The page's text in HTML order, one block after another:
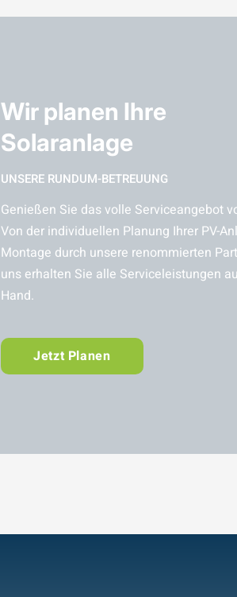
Wir planen Ihre
Solaranlage
UNSERE RUNDUM-BETREUUNG
Genießen Sie das volle Serviceangebot
Von der individuellen Planung Ihrer PV-
Montage durch unsere renommierten
uns erhalten Sie alle Serviceleistungen
Hand.
Jetzt Planen